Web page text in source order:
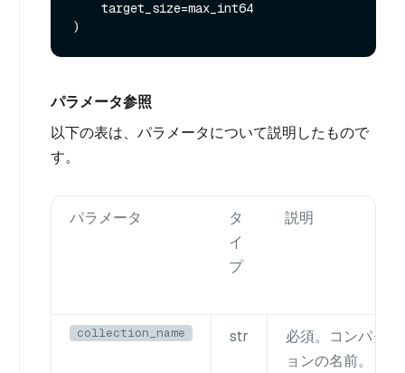
パラメータ参照
以下の表は、パラメータについて説明したもので
す。
パラメータ
タ
イ
プ
説明
collection_name str
必須。コンパク
ョンの名前。